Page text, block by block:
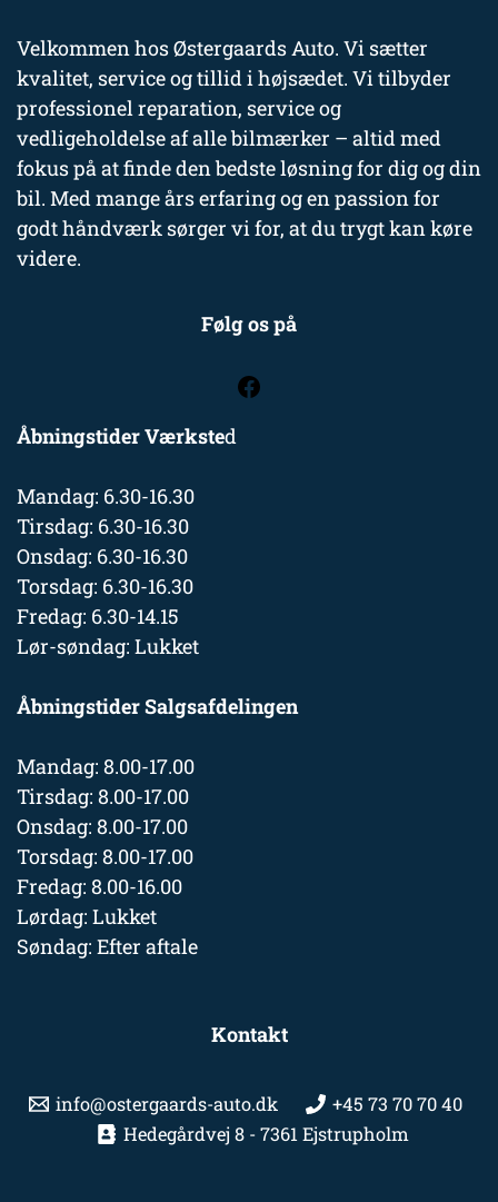
Velkommen hos Østergaards Auto. Vi sætter
kvalitet, service og tillid i højsædet. Vi tilbyder
professionel reparation, service og
vedligeholdelse af alle bilmærker – altid med
fokus på at finde den bedste løsning for dig og din
bil. Med mange års erfaring og en passion for
godt håndværk sørger vi for, at du trygt kan køre
videre.
Følg os på
Åbningstider Værksted
Mandag: 6.30-16.30
Tirsdag: 6.30-16.30
Onsdag: 6.30-16.30
Torsdag: 6.30-16.30
Fredag: 6.30-14.15
Lør-søndag: Lukket
Åbningstider Salgsafdelingen
Mandag: 8.00-17.00
Tirsdag: 8.00-17.00
Onsdag: 8.00-17.00
Torsdag: 8.00-17.00
Fredag: 8.00-16.00
Lørdag: Lukket
Søndag: Efter aftale
Kontakt
info@ostergaards-auto.dk
+45 73 70 70 40
Hedegårdvej 8 - 7361 Ejstrupholm